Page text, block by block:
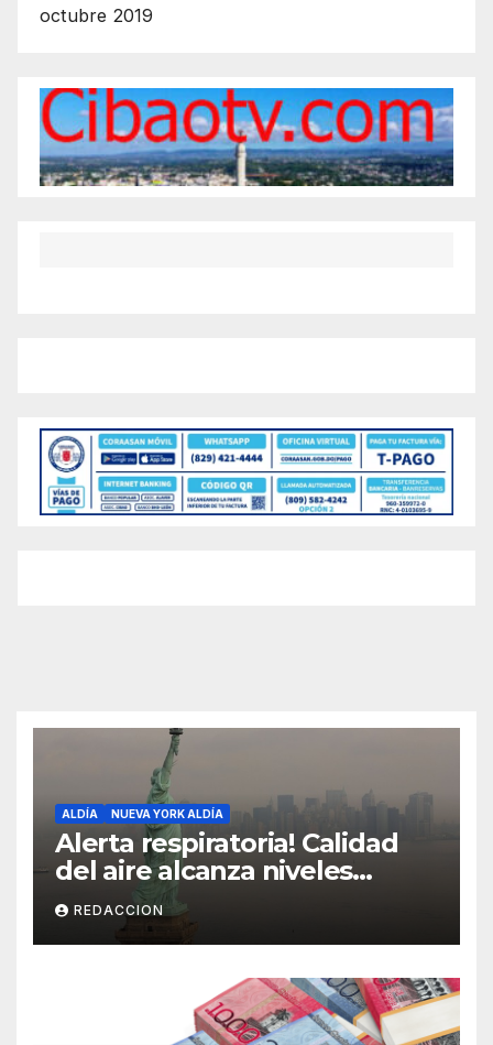
octubre 2019
ALDÍA NUEVA YORK ALDÍA
Alerta respiratoria! Calidad
del aire alcanza niveles
peligrosos en NYC
REDACCION